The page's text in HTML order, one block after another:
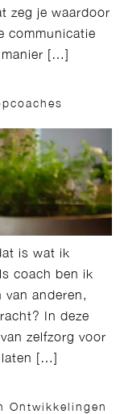
zeg je waardoor
communicatie
[…]
is wat ik
coach ben ik
anderen,
In deze
zelfzorg voor
laten […]
Ontwikkelingen